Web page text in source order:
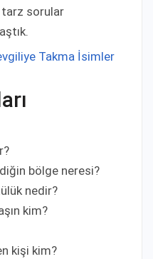
tarz sorular
Takma İsimler
bölge neresi?
nedir?
kim?
kişi kim?